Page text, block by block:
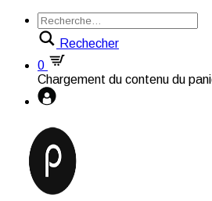
Rechecher
0
Chargement du contenu du